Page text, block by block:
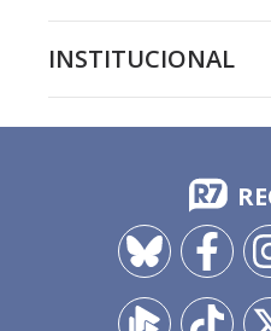
INSTITUCIONAL